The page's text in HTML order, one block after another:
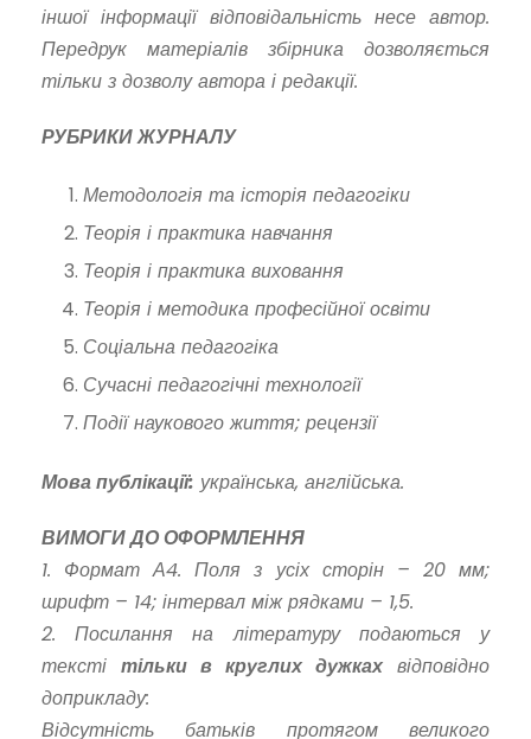
іншої інформації відповідальність несе автор.
Передрук матеріалів збірника дозволяється
тільки з дозволу автора і редакції.
РУБРИКИ ЖУРНАЛУ
Методологія та історія педагогіки
Теорія і практика навчання
Теорія і практика виховання
Теорія і методика професійної освіти
Соціальна педагогіка
Сучасні педагогічні технології
Події наукового життя; рецензії
Мова публікації: українська, англійська.
ВИМОГИ ДО ОФОРМЛЕННЯ
1. Формат А4. Поля з усіх сторін – 20 мм;
шрифт – 14; інтервал між рядками – 1,5.
2. Посилання на літературу подаються у
тексті тільки в круглих дужках відповідно
доприкладу:
Відсутність батьків протягом великого